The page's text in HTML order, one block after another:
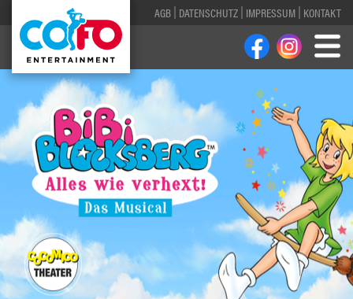
AGB DATENSCHUTZ IMPRESSUM KONTAKT